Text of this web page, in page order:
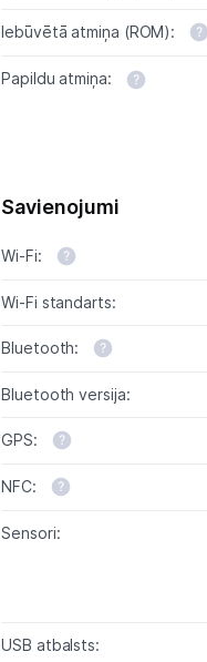
Iebūvētā atmiņa (ROM):
Papildu atmiņa:
Savienojumi
Wi-Fi:
Wi-Fi standarts:
Bluetooth:
Bluetooth versija:
GPS:
NFC:
Sensori:
USB atbalsts: